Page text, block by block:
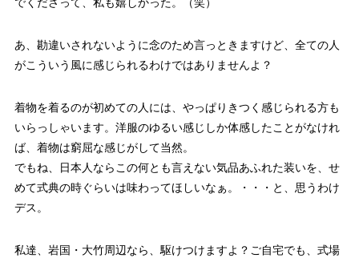
あ、勘違いされないように念のため言っときますけど、全ての人
がこういう風に感じられるわけではありませんよ？
着物を着るのが初めての人には、やっぱりきつく感じられる方も
いらっしゃいます。洋服のゆるい感じしか体感したことがなけれ
ば、着物は窮屈な感じがして当然。
でもね、日本人ならこの何とも言えない気品あふれた装いを、せ
めて式典の時ぐらいは味わってほしいなぁ。・・・と、思うわけ
デス。
私達、岩国・大竹周辺なら、駆けつけますよ？ご自宅でも、式場